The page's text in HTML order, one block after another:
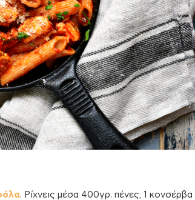
. Ρίχνεις μέσα 400γρ. πένες, 1 κονσέρβα